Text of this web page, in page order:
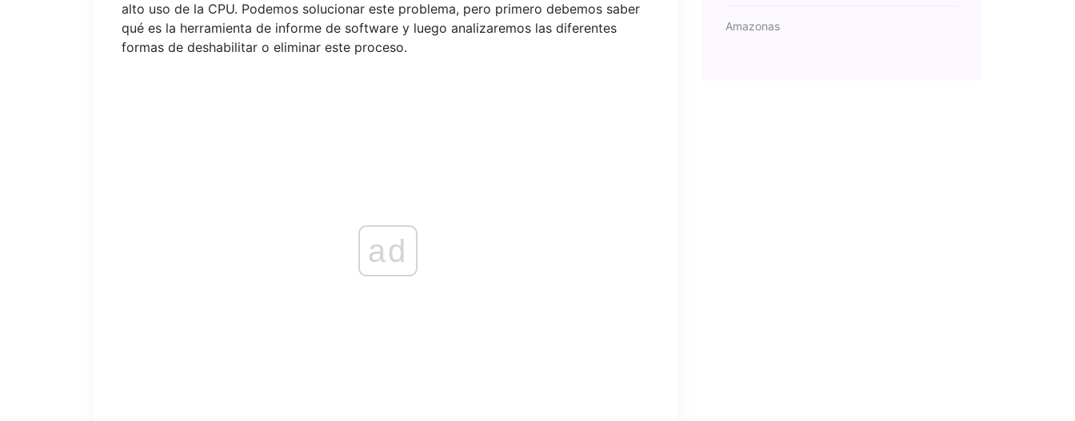
alto uso de la CPU. Podemos solucionar este problema, pero primero debemos saber
qué es la herramienta de informe de software y luego analizaremos las diferentes
formas de deshabilitar o eliminar este proceso.
ad
Amazonas